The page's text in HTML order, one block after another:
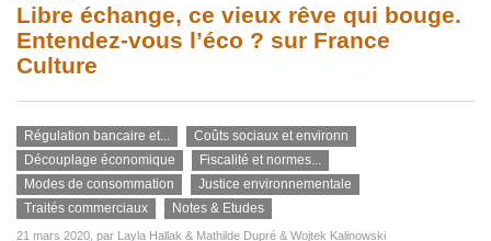
Libre échange, ce vieux rêve qui bouge.
Entendez-vous l’éco ? sur France
Culture
Régulation bancaire et...
Coûts sociaux et environn
Découplage économique
Fiscalité et normes...
Modes de consommation
Justice environnementale
Traités commerciaux
Notes & Etudes
21 mars 2020 , par Layla Hallak & Mathilde Dupré & Wojtek Kalinowski